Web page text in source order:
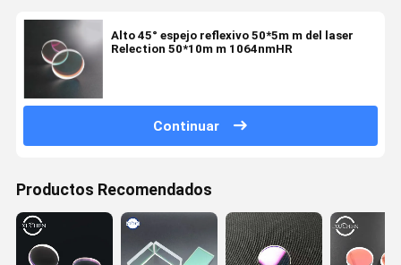
Alto 45° espejo reflexivo 50*5m m del laser
Relection 50*10m m 1064nmHR
Continuar
Productos Recomendados